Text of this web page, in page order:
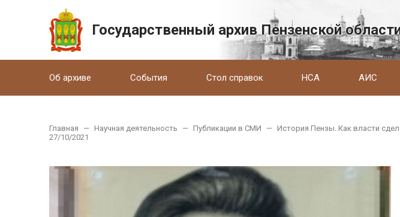
Государственный архив Пензенской
Об архиве События Стол справок НСА АИС
Главная — Научная деятельность — Публикации в СМИ — История Пензы. Как власти
27/10/2021